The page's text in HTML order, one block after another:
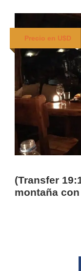
Precio en U$D
(Transfer
montaña